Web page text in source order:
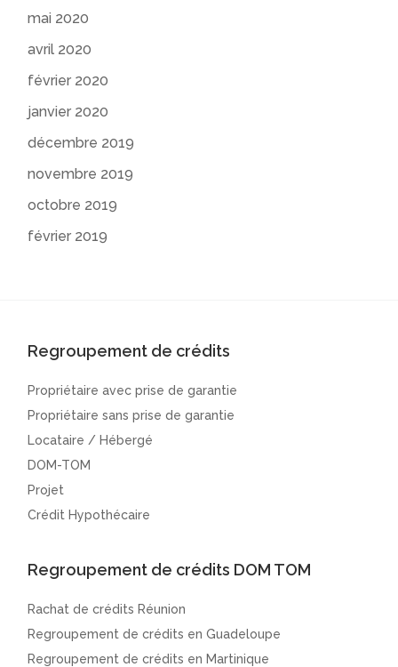
mai 2020
avril 2020
février 2020
janvier 2020
décembre 2019
novembre 2019
octobre 2019
février 2019
Regroupement de crédits
Propriétaire avec prise de garantie
Propriétaire sans prise de garantie
Locataire / Hébergé
DOM-TOM
Projet
Crédit Hypothécaire
Regroupement de crédits DOM TOM
Rachat de crédits Réunion
Regroupement de crédits en Guadeloupe
Regroupement de crédits en Martinique